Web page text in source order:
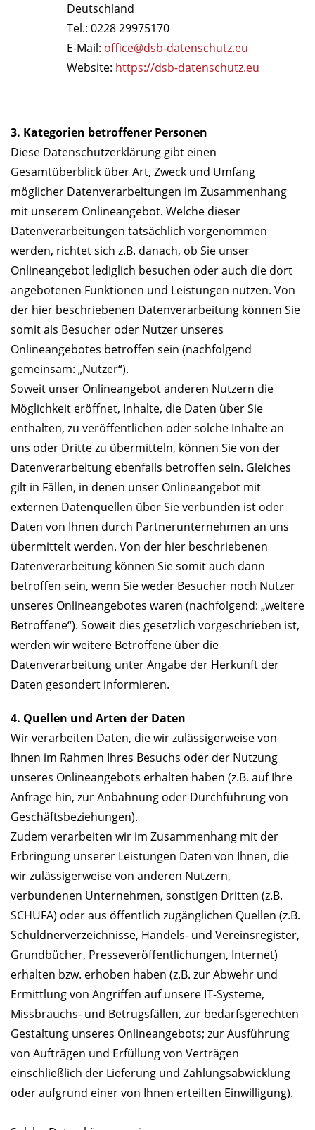
Deutschland
Tel.: 0228 29975170
E-Mail: office@dsb-datenschutz.eu
Website: https://dsb-datenschutz.eu
3. Kategorien betroffener Personen
Diese Datenschutzerklärung gibt einen
Gesamtüberblick über Art, Zweck und Umfang
möglicher Datenverarbeitungen im Zusammenhang
mit unserem Onlineangebot. Welche dieser
Datenverarbeitungen tatsächlich vorgenommen
werden, richtet sich z.B. danach, ob Sie unser
Onlineangebot lediglich besuchen oder auch die dort
angebotenen Funktionen und Leistungen nutzen. Von
der hier beschriebenen Datenverarbeitung können Sie
somit als Besucher oder Nutzer unseres
Onlineangebotes betroffen sein (nachfolgend
gemeinsam: „Nutzer“).
Soweit unser Onlineangebot anderen Nutzern die
Möglichkeit eröffnet, Inhalte, die Daten über Sie
enthalten, zu veröffentlichen oder solche Inhalte an
uns oder Dritte zu übermitteln, können Sie von der
Datenverarbeitung ebenfalls betroffen sein. Gleiches
gilt in Fällen, in denen unser Onlineangebot mit
externen Datenquellen über Sie verbunden ist oder
Daten von Ihnen durch Partnerunternehmen an uns
übermittelt werden. Von der hier beschriebenen
Datenverarbeitung können Sie somit auch dann
betroffen sein, wenn Sie weder Besucher noch Nutzer
unseres Onlineangebotes waren (nachfolgend: „weitere
Betroffene“). Soweit dies gesetzlich vorgeschrieben ist,
werden wir weitere Betroffene über die
Datenverarbeitung unter Angabe der Herkunft der
Daten gesondert informieren.
4. Quellen und Arten der Daten
Wir verarbeiten Daten, die wir zulässigerweise von
Ihnen im Rahmen Ihres Besuchs oder der Nutzung
unseres Onlineangebots erhalten haben (z.B. auf Ihre
Anfrage hin, zur Anbahnung oder Durchführung von
Geschäftsbeziehungen).
Zudem verarbeiten wir im Zusammenhang mit der
Erbringung unserer Leistungen Daten von Ihnen, die
wir zulässigerweise von anderen Nutzern,
verbundenen Unternehmen, sonstigen Dritten (z.B.
SCHUFA) oder aus öffentlich zugänglichen Quellen (z.B.
Schuldnerverzeichnisse, Handels- und Vereinsregister,
Grundbücher, Presseveröffentlichungen, Internet)
erhalten bzw. erhoben haben (z.B. zur Abwehr und
Ermittlung von Angriffen auf unsere IT-Systeme,
Missbrauchs- und Betrugsfällen, zur bedarfsgerechten
Gestaltung unseres Onlineangebots; zur Ausführung
von Aufträgen und Erfüllung von Verträgen
einschließlich der Lieferung und Zahlungsabwicklung
oder aufgrund einer von Ihnen erteilten Einwilligung).